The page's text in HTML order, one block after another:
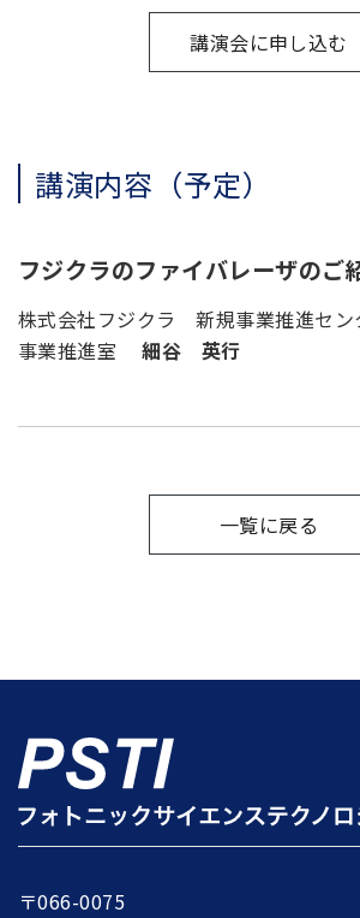
講演会に申し込む
講演内容（予定）
フジクラのファイバレーザのご
株式会社フジクラ 新規事業推進セン
事業推進室細谷 英行
一覧に戻る
〒066-0075